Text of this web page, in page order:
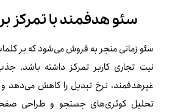
سئو هدفمند با تمرکز
سئو زمانی منجر به فروش می‌شود که بر
نیت تجاری کاربر تمرکز داشته باشد.
غیرهدفمند، نرخ تبدیل را کاهش می‌دهد
تحلیل کوئری‌های جستجو و طراحی